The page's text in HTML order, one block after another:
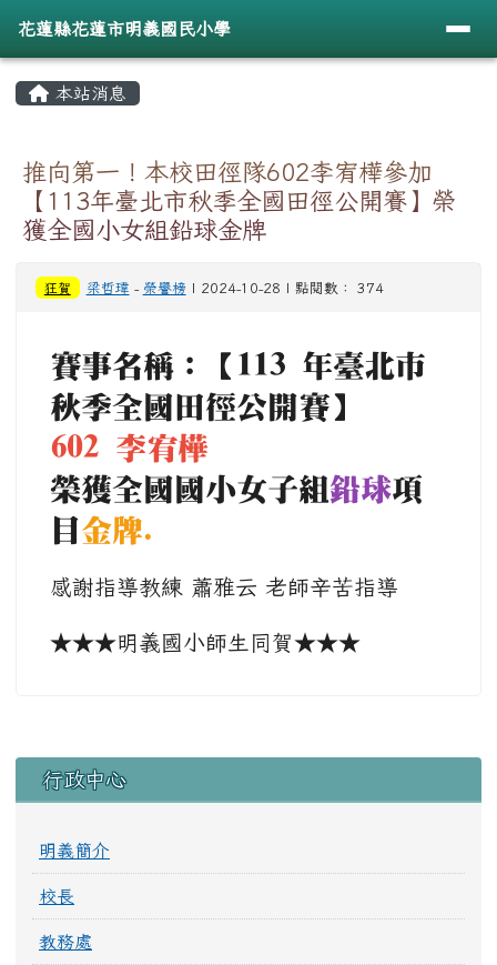
花蓮縣花蓮市明義國民小學
導覽列
花蓮縣花蓮市明義國民小學
主內容區域
本站消息
推向第一！本校田徑隊602李宥樺參加
【113年臺北市秋季全國田徑公開賽】榮
獲全國小女組鉛球金牌
狂賀 梁哲瑋 - 榮譽榜| 2024-10-28 | 點閱數： 374
賽事名稱：【113 年臺北市
秋季全國田徑公開賽】
602 李宥樺
榮獲全國國小女子組鉛球項
目金牌.
感謝指導教練 蕭雅云 老師辛苦指導
★★★明義國小師生同賀★★★
左邊區域內容
行政中心
明義簡介
校長
教務處
頁尾區域